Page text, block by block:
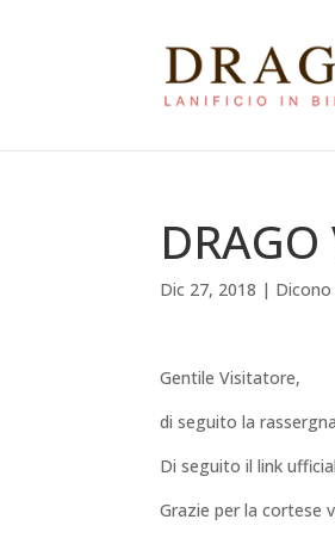
Dic 27, 2018 | Dicono
Gentile Visitatore,
di seguito la
Di seguito il link
Grazie per la cortese